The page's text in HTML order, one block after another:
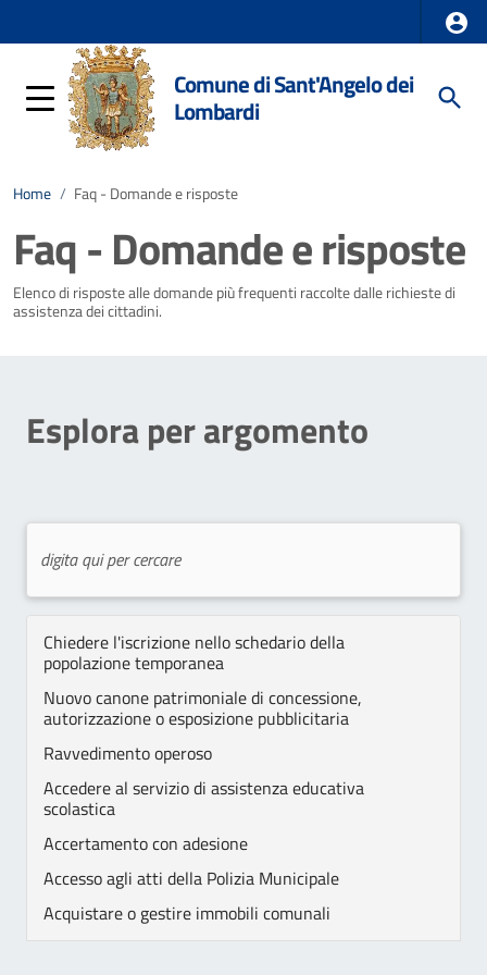
Comune di Sant'Angelo dei
Lombardi
Home / Faq - Domande e risposte
Faq - Domande e risposte
Elenco di risposte alle domande più frequenti raccolte dalle richieste di
assistenza dei cittadini.
Esplora per argomento
Chiedere l'iscrizione nello schedario della
popolazione temporanea
Nuovo canone patrimoniale di concessione,
autorizzazione o esposizione pubblicitaria
Ravvedimento operoso
Accedere al servizio di assistenza educativa
scolastica
Accertamento con adesione
Accesso agli atti della Polizia Municipale
Acquistare o gestire immobili comunali